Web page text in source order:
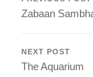
Zabaan
NEXT POST
The Aquarium